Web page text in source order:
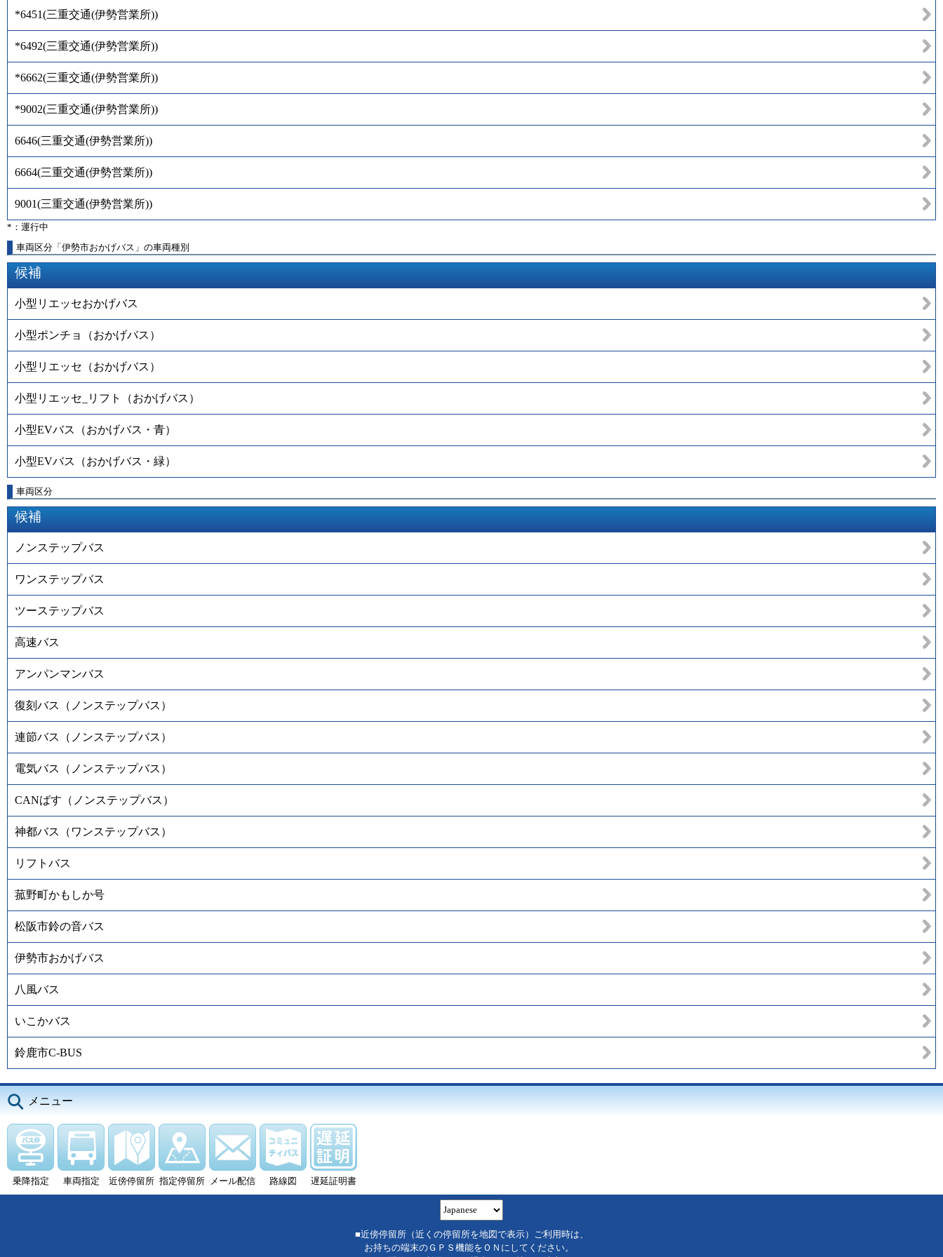
*6451(三重交通(伊勢営業所))
*6492(三重交通(伊勢営業所))
*6662(三重交通(伊勢営業所))
*9002(三重交通(伊勢営業所))
6646(三重交通(伊勢営業所))
6664(三重交通(伊勢営業所))
9001(三重交通(伊勢営業所))
*：運行中
車両区分「伊勢市おかげバス」の車両種別
候補
小型リエッセおかげバス
小型ポンチョ（おかげバス）
小型リエッセ（おかげバス）
小型リエッセ_リフト（おかげバス）
小型EVバス（おかげバス・青）
小型EVバス（おかげバス・緑）
車両区分
候補
ノンステップバス
ワンステップバス
ツーステップバス
高速バス
アンパンマンバス
復刻バス（ノンステップバス）
連節バス（ノンステップバス）
電気バス（ノンステップバス）
CANばす（ノンステップバス）
神都バス（ワンステップバス）
リフトバス
菰野町かもしか号
松阪市鈴の音バス
伊勢市おかげバス
八風バス
いこかバス
鈴鹿市C-BUS
メニュー
乗降指定 車両指定 近傍停留所 指定停留所 メール配信 路線図 遅延証明書
■近傍停留所（近くの停留所を地図で表示）ご利用時は、
お持ちの端末のＧＰＳ機能をＯＮにしてください。